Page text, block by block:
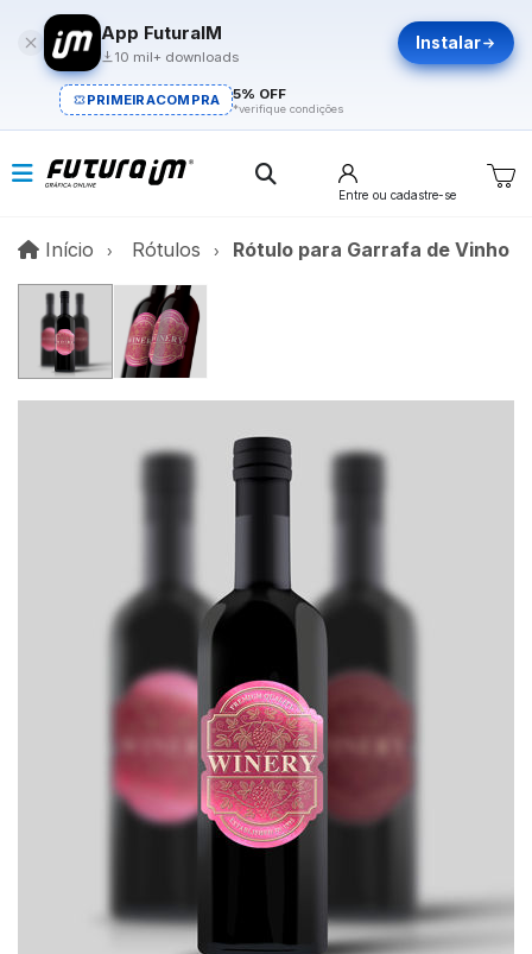
App FuturaIM
10 mil+ downloads
Instalar
PRIMEIRACOMPRA 5% OFF
*verifique condições
Entre ou cadastre-se
Início InícioRótulos Rótulo para Garrafa de Vinho